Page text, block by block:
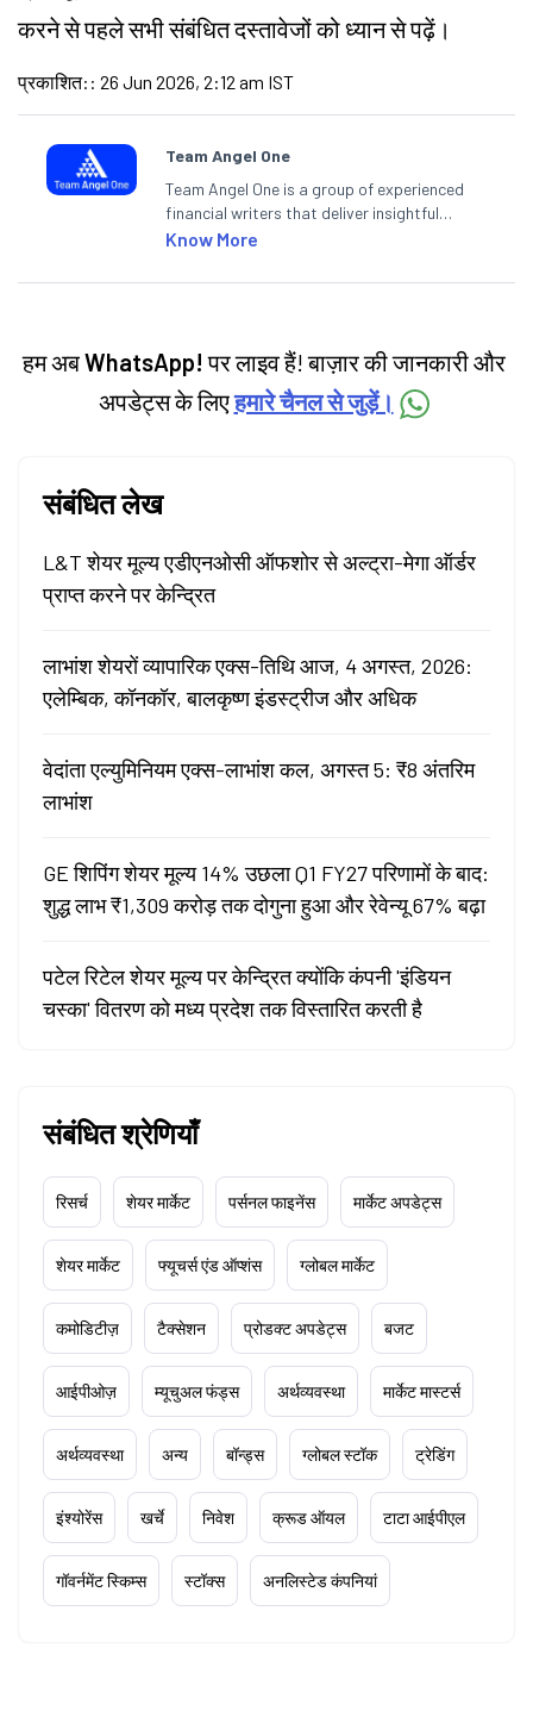
करने से पहले सभी संबंधित दस्तावेजों को ध्यान से पढ़ें।
प्रकाशित: : 26 Jun 2026, 2:12 am IST
Team Angel One
Team Angel One is a group of experienced
financial writers that deliver insightful
articles on the stock market, IPO, economy,
categories.
Know More
हम अबWhatsApp! पर लाइव हैं! बाज़ार की जानकारी और
अपडेट्स के लिएहमारे चैनल से जुड़ें।
संबंधित लेख
L&T शेयर मूल्य एडीएनओसी ऑफशोर से अल्ट्रा-मेगा ऑर्डर
प्राप्त करने पर केन्द्रित
लाभांश शेयरों व्यापारिक एक्स-तिथि आज, 4 अगस्त, 2026:
एलेम्बिक, कॉनकॉर, बालकृष्ण इंडस्ट्रीज और अधिक
वेदांता एल्युमिनियम एक्स-लाभांश कल, अगस्त 5: ₹8 अंतरिम
लाभांश
GE शिपिंग शेयर मूल्य 14% उछला Q1 FY27 परिणामों के बाद:
शुद्ध लाभ ₹1,309 करोड़ तक दोगुना हुआ और रेवेन्यू 67% बढ़ा
पटेल रिटेल शेयर मूल्य पर केन्द्रित क्योंकि कंपनी 'इंडियन
चस्का' वितरण को मध्य प्रदेश तक विस्तारित करती है
संबंधित श्रेणियाँ
रिसर्च शेयर मार्केट पर्सनल फाइनेंस मार्केट अपडेट्स
शेयर मार्केट फ्यूचर्स एंड ऑप्शंस ग्लोबल मार्केट
कमोडिटीज़ टैक्सेशन प्रोडक्ट अपडेट्स बजट
आईपीओज़ म्यूचुअल फंड्स अर्थव्यवस्था मार्केट मास्टर्स
अर्थव्यवस्था अन्य बॉन्ड्स ग्लोबल स्टॉक ट्रेडिंग
इंश्योरेंस खर्चे निवेश क्रूड ऑयल टाटा आईपीएल
गॉवर्नमेंट स्किम्स स्टॉक्स अनलिस्टेड कंपनियां